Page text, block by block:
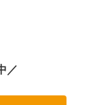
／